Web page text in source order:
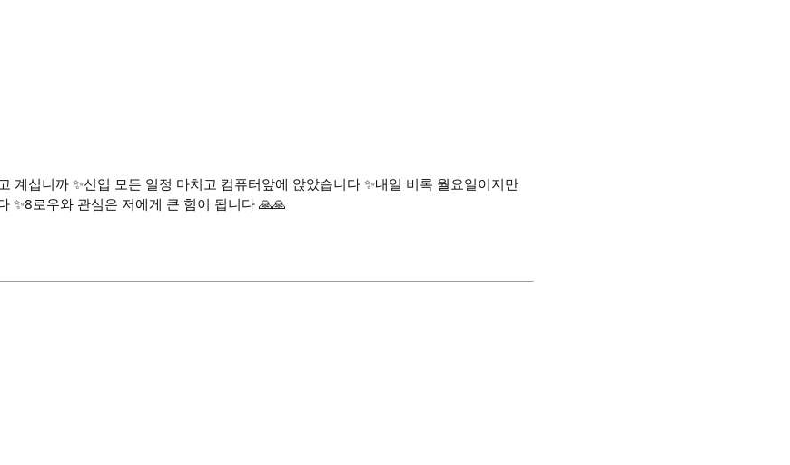
계십니까 ✨신입 모든 일정 마치고 컴퓨터앞에 앉았습니다 ✨내일 비록 월요일이지만
✨8로우와 관심은 저에게 큰 힘이 됩니다 🙏🙏